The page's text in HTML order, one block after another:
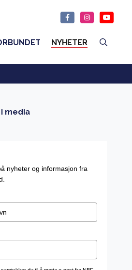
NYHETER
media
nyheter og informasjon fra